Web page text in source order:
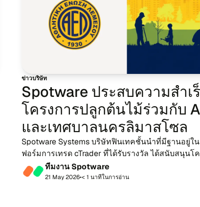
ข่าว​บริ​ษัท
Spotware ประ​สบ​ความ​สำ​เ
โครง​การ​ปลูก​ต้น​ไม้​ร่วม​กับ
และ​เทศ​บา​ลน​คร​ลิ​มาส​โซล
Spotware Systems บริ​ษัท​ฟิน​เทค​ชั้น​นำ​ที่มี​ฐานอยู่​
ฟอร์​ม​การ​เทรด cTrader ที่​ได้รับ​ราง​วัล ได้ส​นับ​สนุน​
อา​ทิตย์ที่ 1...ที​ม​งาน Spotware
21 May 2026•< 1 นา​ที​ใน​กา​รอ่าน